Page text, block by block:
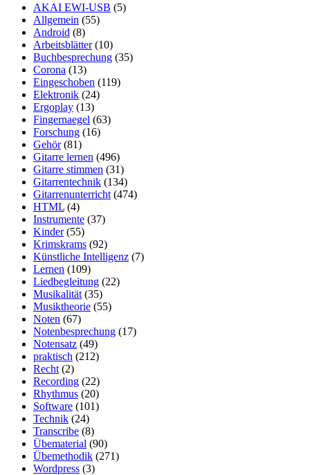
AKAI EWI-USB (5)
Allgemein (55)
Android (8)
Arbeitsblätter(10)
Buchbesprechung (35)
Corona (13)
Eingeschoben (119)
Elektronik (24)
Ergoplay (13)
Fingernaegel (63)
Forschung (16)
Gehör(81)
Gitarre lernen (496)
Gitarre stimmen (31)
Gitarrentechnik (134)
Gitarrenunterricht (474)
HTML (4)
Instrumente (37)
Kinder(55)
Krimskrams (92)
Künstliche Intelligenz (7)
Lernen (109)
Liedbegleitung (22)
Musikalität (35)
Musiktheorie (55)
Noten (67)
Notenbesprechung (17)
Notensatz (49)
praktisch (212)
Recht (2)
Recording (22)
Rhythmus (20)
Software (101)
Technik (24)
Transcribe (8)
Übematerial (90)
Übemethodik (271)
Wordpress (3)